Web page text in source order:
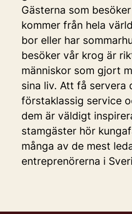
Gästerna som
kommer från hela
bor eller har
besöker vår krog är
människor som gjort
sina liv. Att få servera
förstaklassig service
dem är väldigt
stamgäster hör
många av de mest
entreprenörerna i